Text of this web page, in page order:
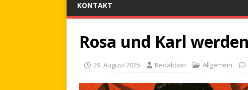
KONTAKT
Rosa und Karl
29. August 2025 Redaktion Allgemein